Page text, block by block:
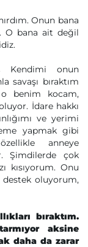
Onun bana
O bana ait değil
Kendimi onun
savaşı bıraktım
o benim kocam,
İdare hakkı
ve yerimi
yapmak gibi
anneye
Şimdilerde çok
kısıyorum. Onu
destek oluyorum,
bıraktım.
aksine
daha da zarar